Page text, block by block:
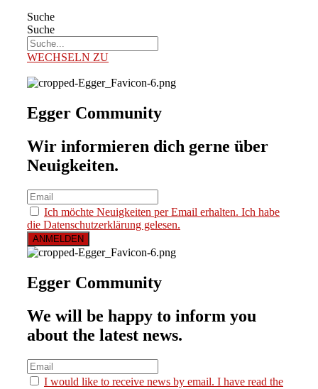
Suche
Suche
WECHSELN ZU
Egger Community
Wir informieren dich gerne über
Neuigkeiten.
Ich möchte Neuigkeiten per Email erhalten. Ich habe
die Datenschutzerklärung gelesen.
Egger Community
We will be happy to inform you
about the latest news.
I would like to receive news by email. I have read the